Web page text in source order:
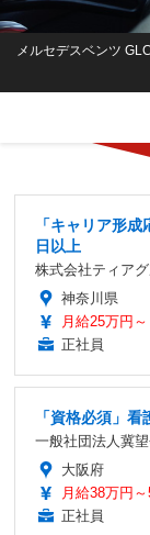
メルセデスベンツ
「キャリア形
日以上
株式会社ティア
神奈川県
月給25万円～
正社員
「資格必須」
一般社団法人冀
大阪府
月給38万円
正社員